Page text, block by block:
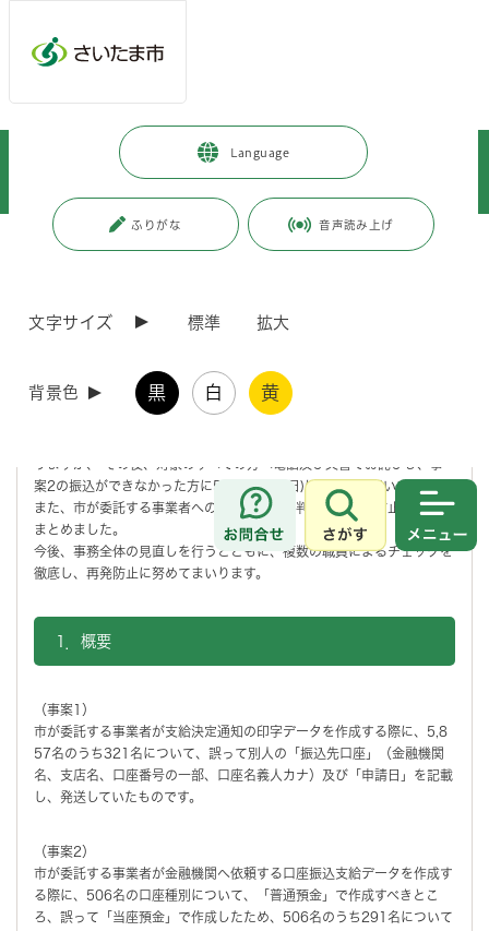
Language
ふりがな 音声読み上げ
文字サイズ 標準 拡大
背景色 黒 白 黄
お問合せ
さがす
子育て・教育 > 育児・保育 手当・助成金
さいたま市物価高対応子育て応援手当の通知における振込先等の誤表記及び
更新日付：2026年6月30日 / ページ番号：C130613
ける振込先等の誤表記及び支給遅延について【最終
改めて、対象となる方に、ご迷惑をおかけしたことを深くお詫び申し上
案2の振込ができなかった方に5月8日(金曜日)に再振込を行いました。
また、市が委託する事業者への調査で原因が判明し、再発防止策を取り
まとめました。
今後、事務全体の見直しを行うとともに、複数の職員によるチェックを
徹底し、再発防止に努めてまいります。
1．概要
（事案1）
市が委託する事業者が支給決定通知の印字データを作成する際に、5,8
57名のうち321名について、誤って別人の「振込先口座」（金融機関
名、支店名、口座番号の一部、口座名義人カナ）及び「申請日」を記載
し、発送していたものです。
（事案2）
市が委託する事業者が金融機関へ依頼する口座振込支給データを作成す
る際に、506名の口座種別について、「普通預金」で作成すべきとこ
ろ、誤って「当座預金」で作成したため、506名のうち291名について